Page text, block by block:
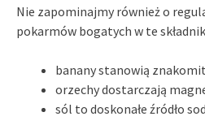
Nie zapominajmy również o
pokarmów bogatych w te
banany stanowią
orzechy dostarczają
sól to doskonałe źródło